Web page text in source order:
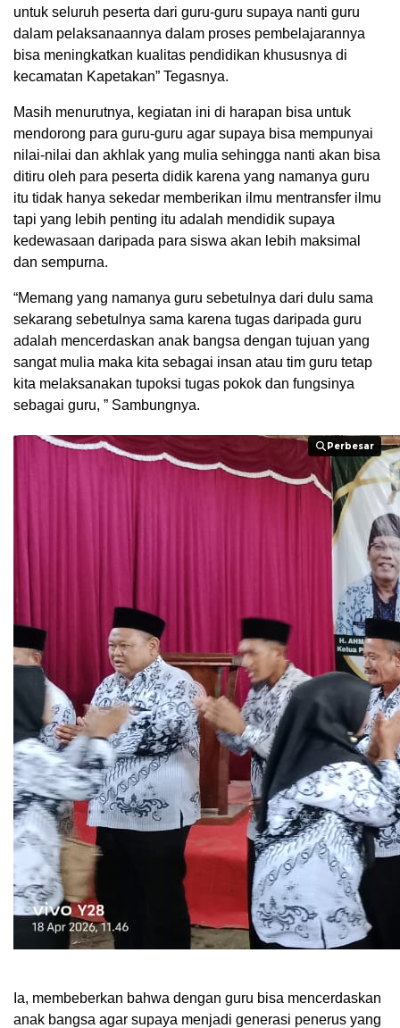
untuk seluruh peserta dari guru-guru supaya nanti guru
dalam pelaksanaannya dalam proses pembelajarannya
bisa meningkatkan kualitas pendidikan khususnya di
kecamatan Kapetakan” Tegasnya.
Masih menurutnya, kegiatan ini di harapan bisa untuk
mendorong para guru-guru agar supaya bisa mempunyai
nilai-nilai dan akhlak yang mulia sehingga nanti akan bisa
ditiru oleh para peserta didik karena yang namanya guru
itu tidak hanya sekedar memberikan ilmu mentransfer ilmu
tapi yang lebih penting itu adalah mendidik supaya
kedewasaan daripada para siswa akan lebih maksimal
dan sempurna.
“Memang yang namanya guru sebetulnya dari dulu sama
sekarang sebetulnya sama karena tugas daripada guru
adalah mencerdaskan anak bangsa dengan tujuan yang
sangat mulia maka kita sebagai insan atau tim guru tetap
kita melaksanakan tupoksi tugas pokok dan fungsinya
sebagai guru, ” Sambungnya.
Perbesar
Perbesar
Ia, membeberkan bahwa dengan guru bisa mencerdaskan
anak bangsa agar supaya menjadi generasi penerus yang